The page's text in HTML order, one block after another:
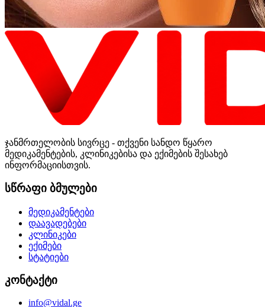
ჯანმრთელობის სივრცე - თქვენი სანდო წყარო
მედიკამენტების, კლინიკებისა და ექიმების შესახებ
ინფორმაციისთვის.
სწრაფი ბმულები
მედიკამენტები
დაავადებები
კლინიკები
ექიმები
სტატიები
კონტაქტი
info@vidal.ge